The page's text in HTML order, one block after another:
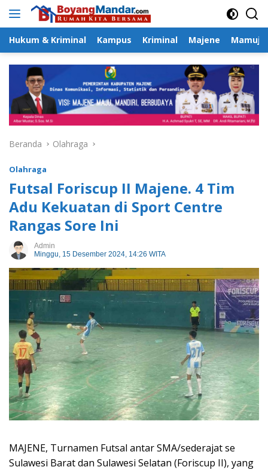
Langsung
Hukum & Kriminal Kampus Kriminal Majene Mamuju
Beranda Olahraga
Olahraga
Futsal Foriscup II Majene. 4 Tim
Adu Kekuatan di Sport Centre
Rangas Sore Ini
Admin
Minggu, 15 Desember 2024, 14:26 WITA
MAJENE, Turnamen Futsal antar SMA/sederajat se
Sulawesi Barat dan Sulawesi Selatan (Foriscup II), yang